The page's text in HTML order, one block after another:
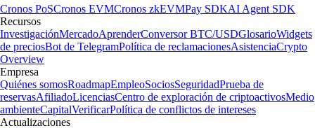
Cronos PoSCronos EVMCronos zkEVMPay SDKAI Agent SDK
Recursos
InvestigaciónMercadoAprenderConversor BTC/USDGlosarioWidgets
de preciosBot de TelegramPolítica de reclamacionesAsistenciaCrypto
Overview
Empresa
Quiénes somosRoadmapEmpleoSociosSeguridadPrueba de
reservasAfiliadoLicenciasCentro de exploración de criptoactivosMedio
ambienteCapitalVerificarPolítica de conflictos de intereses
Actualizaciones